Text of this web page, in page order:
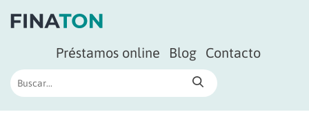
Préstamos online Blog Contacto